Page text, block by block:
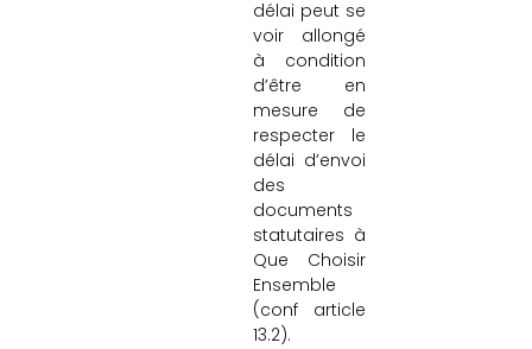
délai peut se
voir allongé
à condition
d’être en
mesure de
respecter le
délai d’envoi
des
documents
statutaires à
Que Choisir
Ensemble
(conf article
13.2).